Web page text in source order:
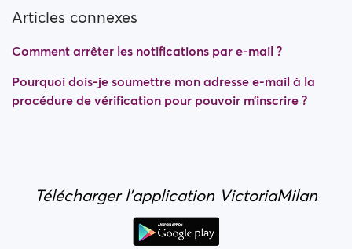
Articles connexes
Comment arrêter les notifications par e-mail ?
Pourquoi dois-je soumettre mon adresse e-mail à la
procédure de vérification pour pouvoir m’inscrire ?
Télécharger l'application VictoriaMilan